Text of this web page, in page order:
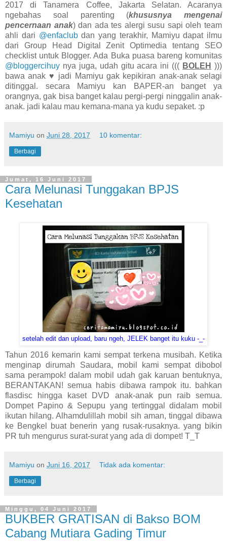
2017 di Tanamera Coffee, Jakarta Selatan. Acaranya
ngebahas soal parenting (khususnya mengenai
pencernaan anak) dan ada tes alergi susu sapi oleh team
ahli dari @enfaclubdan yang terakhir, Mamiyu dapat ilmu
dari Group Head Digital Zenit Optimedia tentang SEO
checklist untuk Blogger. Ada Buka puasa bareng komunitas
@bloggercihuy nya juga, udah gitu acara ini ((( BOLEH )))
bawa anak ♥ jadi Mamiyu gak kepikiran anak-anak selagi
ditinggal. secara Mamiyu kan BAPER-an banget ya
orangnya, gak bisa banget kalau pergi-pergi ninggalin anak-
anak. jadi kalau mau kemana-mana ya kudu sepaket. :p
Mamiyu on Juni 28, 2017 10 komentar:
Berbagi
Jumat, 16 Juni 2017
Cara Melunasi Tunggakan BPJS
Kesehatan
setelah edit dan upload, baru ngeh, JELEK banget itu kuku -_-
Tahun 2016 kemarin kami sempat terkena musibah. Ketika
menginap dirumah Saudara, mobil kami sempat dibobol
sama perampok! dalam mobil udah gak karuan bentuknya,
BERANTAKAN! semua habis dibawa rampok itu. bahkan
flasdisc hingga kaset DVD anak-anak pun raib semua.
Dompet Papino & Sepupu yang tertinggal didalam mobil
ikutan hilang. Alhamdulillah mobil sih aman, tinggal dibawa
ke Bengkel buat benerin yang rusak-rusaknya. yang bikin
PR tuh mengurus surat-surat yang ada di dompet! T_T
Mamiyu on Juni 16, 2017 Tidak ada komentar:
Berbagi
Minggu, 04 Juni 2017
BUKBER GRATISAN di Bakso BOM
Cabang Mutiara Gading Timur